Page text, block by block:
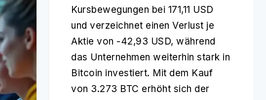
Kursbewegungen bei 171,11 USD
und verzeichnet einen Verlust je
Aktie von -42,93 USD, während
das Unternehmen weiterhin stark in
Bitcoin investiert. Mit dem Kauf
von 3.273 BTC erhöht sich der